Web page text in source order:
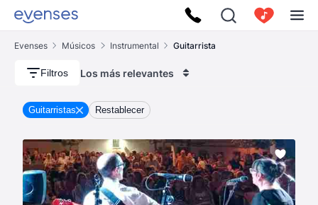
Evenses Músicos Instrumental Guitarrista
Filtros Los más relevantes
Guitarristas Restablecer